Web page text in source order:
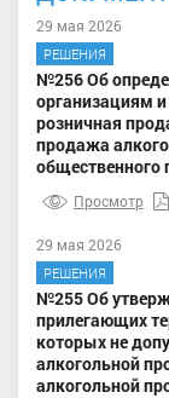
29 мая 2026
РЕШЕНИЯ
№256 Об
организациям
розничная
продажа
общественного
Просмотр
29 мая 2026
РЕШЕНИЯ
№255 Об
прилегающих
которых не
алкогольной
алкогольной